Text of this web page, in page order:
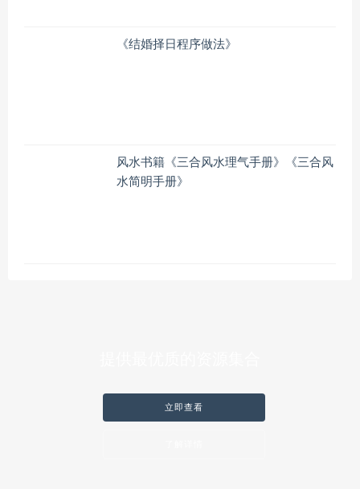
《结婚择日程序做法》
风水书籍《三合风水理气手册》《三合风
水简明手册》
立即查看